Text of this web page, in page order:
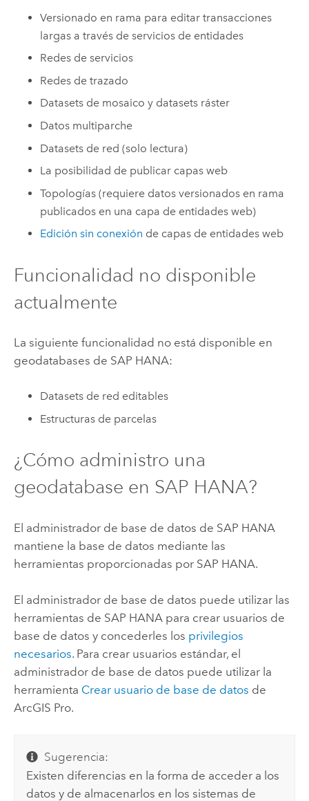
Versionado en rama para editar transacciones
largas a través de servicios de entidades
Redes de servicios
Redes de trazado
Datasets de mosaico y datasets ráster
Datos multiparche
Datasets de red (solo lectura)
La posibilidad de publicar capas web
Topologías (requiere datos versionados en rama
publicados en una capa de entidades web)
Edición sin conexión de capas de entidades web
Funcionalidad no disponible
actualmente
La siguiente funcionalidad no está disponible en
geodatabases de SAP HANA:
Datasets de red editables
Estructuras de parcelas
¿Cómo administro una
geodatabase en SAP HANA?
El administrador de base de datos de SAP HANA
mantiene la base de datos mediante las
herramientas proporcionadas por SAP HANA.
El administrador de base de datos puede utilizar las
herramientas de SAP HANApara crear usuarios de
base de datos y concederles los privilegios
necesarios. Para crear usuarios estándar, el
administrador de base de datos puede utilizar la
herramienta Crear usuario de base de datos de
ArcGIS Pro.
Sugerencia:
Existen diferencias en la forma de acceder a los
datos y de almacenarlos en los sistemas de